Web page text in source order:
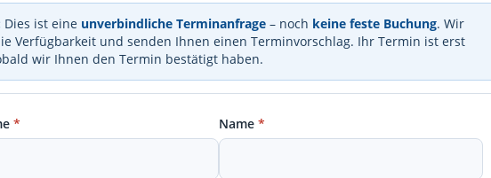
Dies ist eine unverbindliche Terminanfrage – noch keine feste Buchung. Wir
Verfügbarkeit und senden Ihnen einen Terminvorschlag. Ihr Termin ist erst
wir Ihnen den Termin bestätigt haben.
* Name*